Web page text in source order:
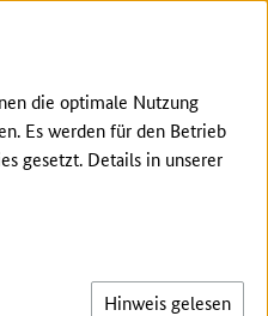
Seite
die optimale Nutzung
Es werden für den Betrieb
gesetzt. Details in unserer
Hinweis gelesen